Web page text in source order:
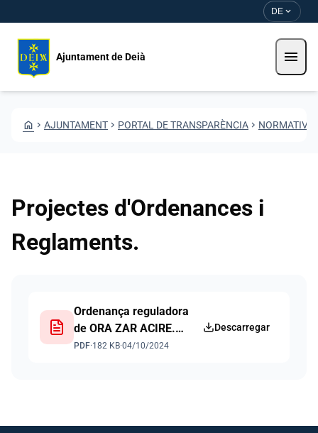
DE expand_more
Ajuntament de Deià menu
HOME CHEVRON_RIGHT AJUNTAMENT CHEVRON_RIGHT PORTAL DE TRANSPARÈNCIA CHEVRON_RIGHT NORMATIVA
Projectes d'Ordenances i
Reglaments.
Ordenança reguladora
de ORA ZAR ACIRE.
Publicació web 04 10
PDF·182 KB·04/10/2024
Descarregar